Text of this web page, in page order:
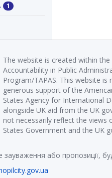
1
The website is created within
Accountability in Public
Program/TAPAS. This website is
generous support of the
States Agency for International
alongside UK aid from the UK
not necessarily reflect the views
States Government and the UK
або пропозиції,